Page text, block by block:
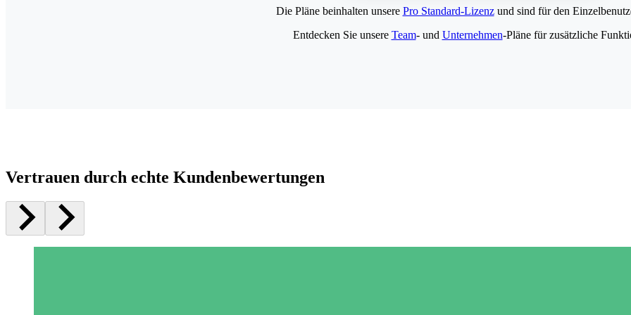
Die Pläne beinhalten unsere Pro Standard-Lizenzund sind für den
Entdecken Sie unsere Team- und Unternehmen-Pläne für zusätzliche
Vertrauen durch echte Kundenbewertungen